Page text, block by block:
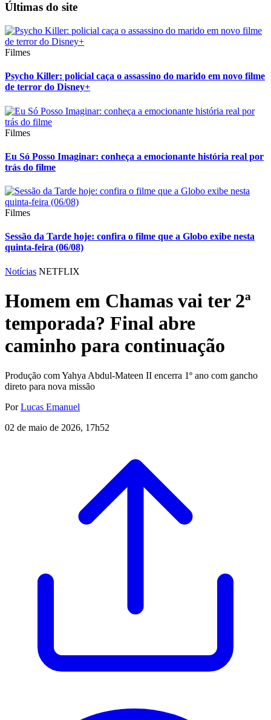
Últimas do site
Filmes
Psycho Killer: policial caça o assassino do marido em novo filme
de terror do Disney+
Filmes
Eu Só Posso Imaginar: conheça a emocionante história real por
trás do filme
Filmes
Sessão da Tarde hoje: confira o filme que a Globo exibe nesta
quinta-feira (06/08)
Notícias NETFLIX
Homem em Chamas vai ter 2ª
temporada? Final abre
caminho para continuação
Produção com Yahya Abdul-Mateen II encerra 1º ano com gancho
direto para nova missão
PorLucas Emanuel
02 de maio de 2026, 17h52